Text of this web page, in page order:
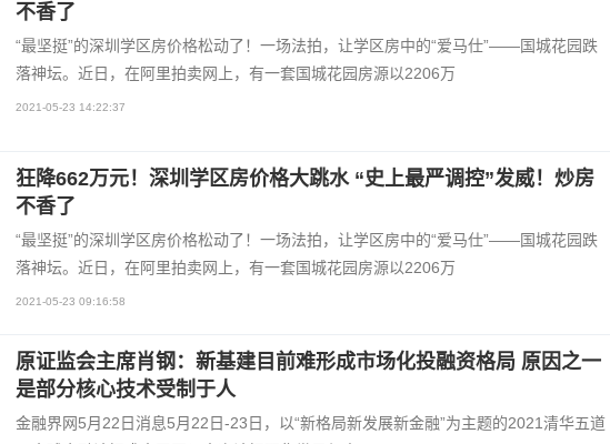
不香了
“最坚挺”的深圳学区房价格松动了！一场法拍，让学区房中的“爱马仕”——国城花园跌
落神坛。近日，在阿里拍卖网上，有一套国城花园房源以2206万
2021-05-23 14:22:37
狂降662万元！深圳学区房价格大跳水 “史上最严调控”发威！炒房
不香了
“最坚挺”的深圳学区房价格松动了！一场法拍，让学区房中的“爱马仕”——国城花园跌
落神坛。近日，在阿里拍卖网上，有一套国城花园房源以2206万
2021-05-23 09:16:58
原证监会主席肖钢：新基建目前难形成市场化投融资格局 原因之一
是部分核心技术受制于人
金融界网5月22日消息5月22日-23日，以“新格局新发展新金融”为主题的2021清华五道